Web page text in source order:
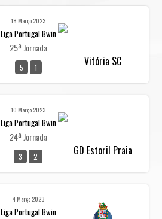
18 Março 2023
Liga Portugal Bwin
25ª Jornada
5 1 Vitória SC
10 Março 2023
Liga Portugal Bwin
24ª Jornada
3 2 GD Estoril Praia
4 Março 2023
Liga Portugal Bwin